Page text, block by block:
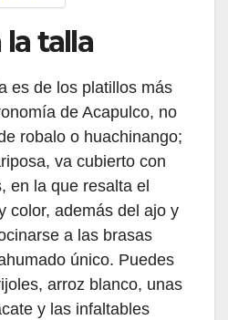
la talla
es de los platillos más
de Acapulco, no
robalo o huachinango;
va cubierto con
en la que resalta el
color, además del ajo y
a las brasas
único. Puedes
arroz blanco, unas
y las infaltables